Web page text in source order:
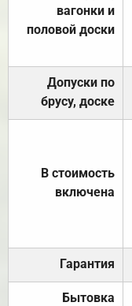
вагонки и
половой доски
Допуски по
брусу, доске
В стоимость
включена
Гарантия
Бытовка